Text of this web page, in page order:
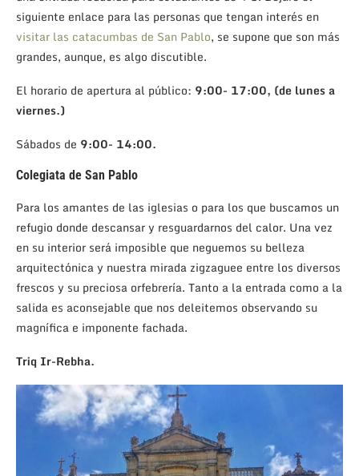
siguiente enlace para las personas que tengan interés en
visitar las catacumbas de San Pablo, se supone que son más
grandes, aunque, es algo discutible.
El horario de apertura al público: 9:00- 17:00, (de lunes a
viernes.)
Sábados de 9:00- 14:00.
Colegiata de San Pablo
Para los amantes de las iglesias o para los que buscamos un
refugio donde descansar y resguardarnos del calor. Una vez
en su interior será imposible que neguemos su belleza
arquitectónica y nuestra mirada zigzaguee entre los diversos
frescos y su preciosa orfebrería. Tanto a la entrada como a la
salida es aconsejable que nos deleitemos observando su
magnífica e imponente fachada.
Triq Ir-Rebha.